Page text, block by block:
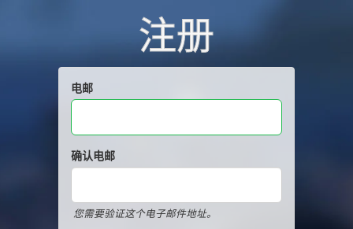
注册
电邮
确认电邮
您需要验证这个电子邮件地址。